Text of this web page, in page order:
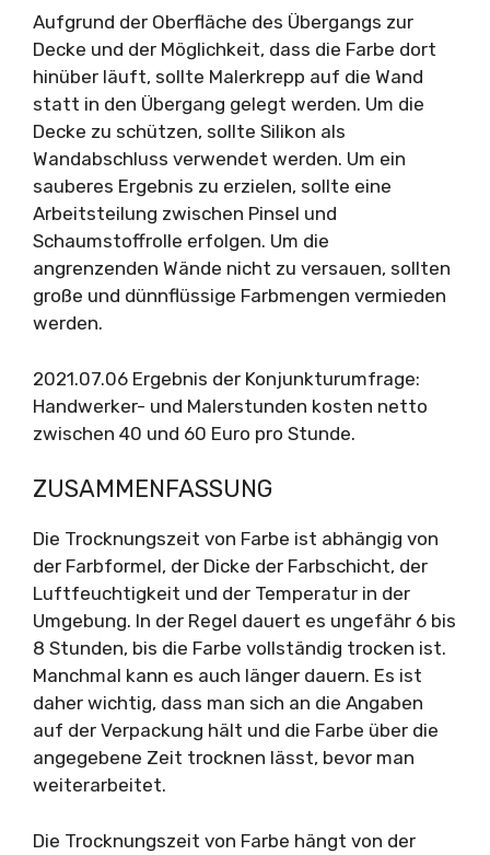
Aufgrund der Oberfläche des Übergangs zur
Decke und der Möglichkeit, dass die Farbe dort
hinüber läuft, sollte Malerkrepp auf die Wand
statt in den Übergang gelegt werden. Um die
Decke zu schützen, sollte Silikon als
Wandabschluss verwendet werden. Um ein
sauberes Ergebnis zu erzielen, sollte eine
Arbeitsteilung zwischen Pinsel und
Schaumstoffrolle erfolgen. Um die
angrenzenden Wände nicht zu versauen, sollten
große und dünnflüssige Farbmengen vermieden
werden.
2021.07.06 Ergebnis der Konjunkturumfrage:
Handwerker- und Malerstunden kosten netto
zwischen 40 und 60 Euro pro Stunde.
ZUSAMMENFASSUNG
Die Trocknungszeit von Farbe ist abhängig von
der Farbformel, der Dicke der Farbschicht, der
Luftfeuchtigkeit und der Temperatur in der
Umgebung. In der Regel dauert es ungefähr 6 bis
8 Stunden, bis die Farbe vollständig trocken ist.
Manchmal kann es auch länger dauern. Es ist
daher wichtig, dass man sich an die Angaben
auf der Verpackung hält und die Farbe über die
angegebene Zeit trocknen lässt, bevor man
weiterarbeitet.
Die Trocknungszeit von Farbe hängt von der